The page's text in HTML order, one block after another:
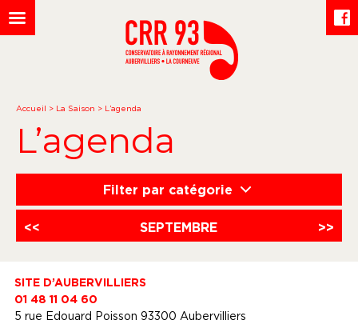
Accueil > La Saison > L’agenda
L’agenda
Filter par catégorie
<< SEPTEMBRE >>
SITE D’AUBERVILLIERS
01 48 11 04 60
5 rue Edouard Poisson 93300 Aubervilliers